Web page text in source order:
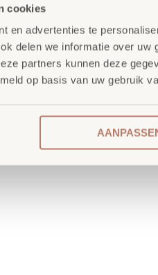
cookies
en advertenties te
delen we informatie over
partners kunnen deze
op basis van uw gebruik